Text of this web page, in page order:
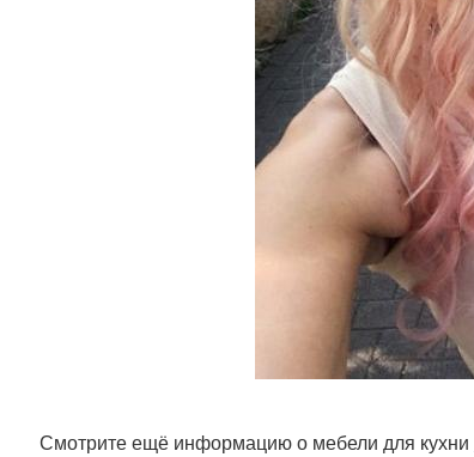
Смотрите ещё информацию о мебели для кухни